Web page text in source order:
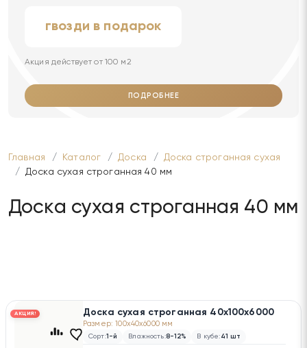
гвозди в подарок
Акция действует от 100 м2
ПОДРОБНЕЕ
Главная Каталог Доска
Доска строганная сухая
Доска сухая строганная 40 мм
Доска сухая строганная 40 мм
АКЦИЯ! Доска сухая строганная 40х100х6000
Размер: 100x40x6000 мм
Сорт:1-й Влажность:8-12% В кубе: 41 шт